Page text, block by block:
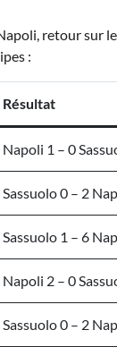
retour sur
:
Résultat
Napoli 1 – 0
Sassuolo 0 – 2
Sassuolo 1 – 6
Napoli 2 – 0
Sassuolo 0 – 2